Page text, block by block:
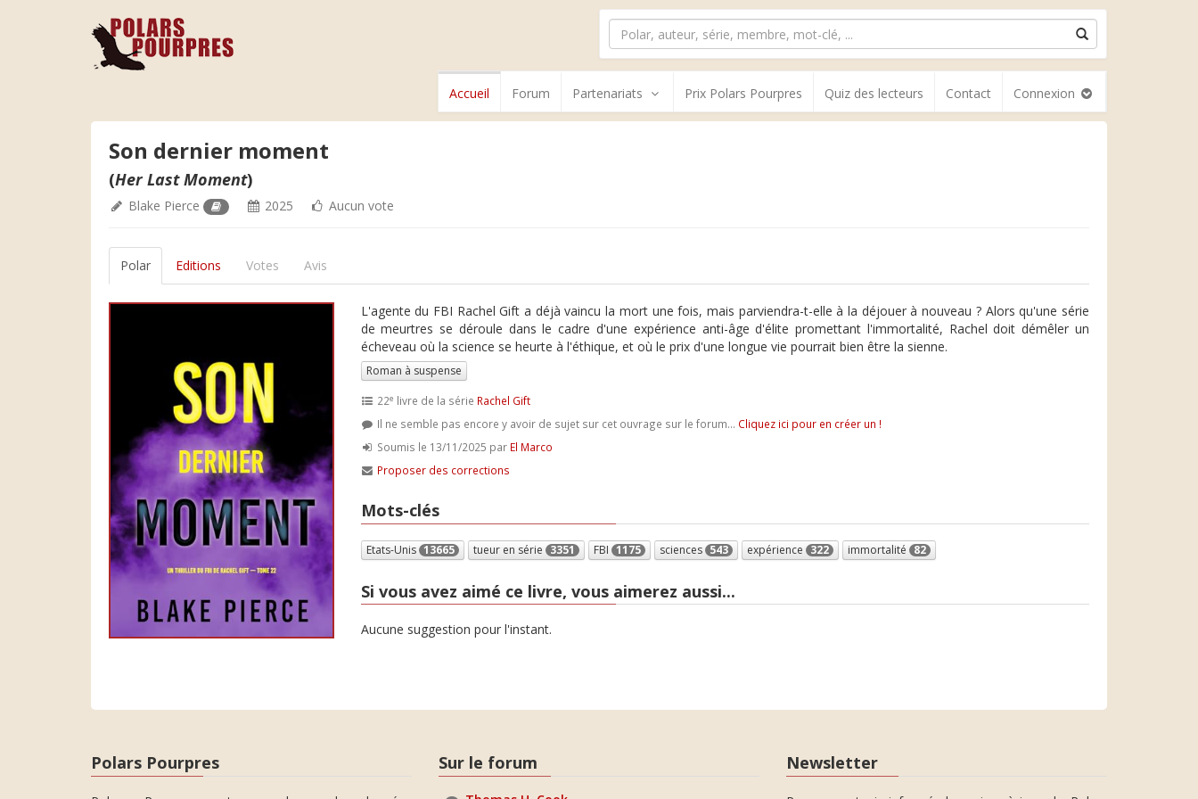
Accueil Forum Partenariats Prix Polars Pourpres Quiz des lecteurs Contact Connexion
Son dernier moment
(Her Last Moment)
Blake Pierce 2025 Aucun vote
Polar Editions Votes Avis
L'agente du FBI Rachel Gift a déjà vaincu la mort une fois, mais parviendra-t-elle à la déjouer à nouveau ? Alors qu'une série
de meurtres se déroule dans le cadre d'une expérience anti-âge d'élite promettant l'immortalité, Rachel doit démêler un
écheveau où la science se heurte à l'éthique, et où le prix d'une longue vie pourrait bien être la sienne.
Roman à suspense
22e livre de la série Rachel Gift
Il ne semble pas encore y avoir de sujet sur cet ouvrage sur le forum... Cliquez ici pour en créer un !
Soumis le 13/11/2025 par El Marco
Proposer des corrections
Mots-clés
Etats-Unis 13665 tueur en série 3351 FBI 1175 sciences 543 expérience 322 immortalité 82
Si vous avez aimé ce livre, vous aimerez aussi...
Aucune suggestion pour l'instant.
Polars Pourpres Sur le forum Newsletter